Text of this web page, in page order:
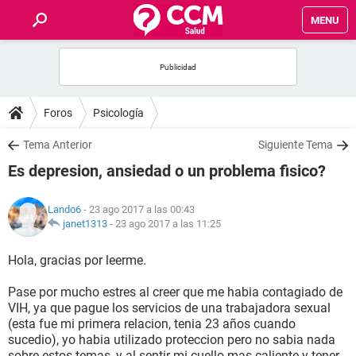
MENU
FOROS
SALUD
FAMILIA
NUTRICIÓN
BIENESTAR
SEXUALIDAD
GLOSARIO
Foros Psicología
Tema Anterior Siguiente Tema
Es depresion, ansiedad o un problema fisico?
Lando6 - 23 ago 2017 a las 00:43
janet1313 - 23 ago 2017 a las 11:25
Hola, gracias por leerme.
Pase por mucho estres al creer que me habia contagiado de
VIH, ya que pague los servicios de una trabajadora sexual
(esta fue mi primera relacion, tenia 23 años cuando
sucedio), yo habia utilizado proteccion pero no sabia nada